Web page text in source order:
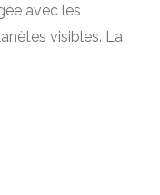
avec les
visibles. La